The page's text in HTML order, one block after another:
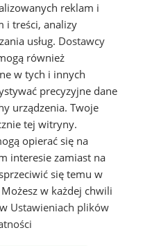
do zmian
reklam i
i treści, analizy
usług. Dostawcy
również
w tych i innych
precyzyjne dane
urządzenia. Twoje
tej witryny.
opierać się na
interesie zamiast na
się temu w
Możesz w każdej chwili
Ustawieniach plików